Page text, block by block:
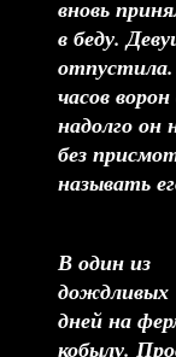
вновь
в беду.
отпустила.
часов
надолго он
без
называть
В один из
дождливых
дней на
кобылу.